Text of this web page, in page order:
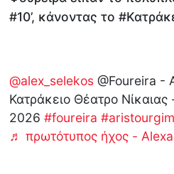
#10’, κάνοντας το
@alex_selekos @Foureira -
Κατράκειο Θέατρο
2026#foureira
♬ πρωτότυπος ήχος -